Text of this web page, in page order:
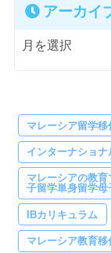
アーカイ
マレーシア留学移
インターナショ
マレーシアの教
子留学単身留学母
IBカリキュラム
マレーシア教育移